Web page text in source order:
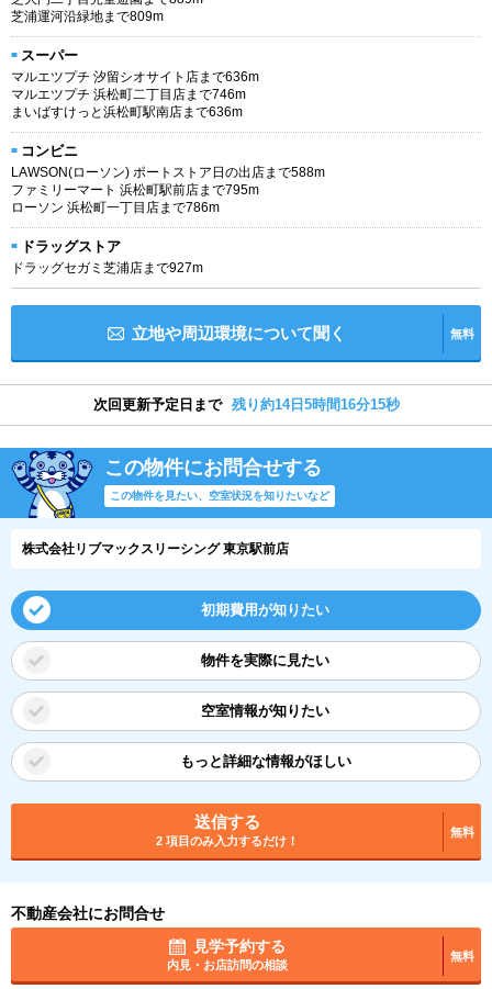
芝浦運河沿緑地まで809m
スーパー
マルエツプチ 汐留シオサイト店まで636m
マルエツプチ 浜松町二丁目店まで746m
まいばすけっと浜松町駅南店まで636m
コンビニ
LAWSON(ローソン) ポートストア日の出店まで588m
ファミリーマート 浜松町駅前店まで795m
ローソン 浜松町一丁目店まで786m
ドラッグストア
ドラッグセガミ芝浦店まで927m
立地や周辺環境について聞く 無料
次回更新予定日まで 残り約14日5時間16分15秒
この物件にお問合せする
この物件を見たい、空室状況を知りたいなど
株式会社リブマックスリーシング 東京駅前店
初期費用が知りたい
物件を実際に見たい
空室情報が知りたい
もっと詳細な情報がほしい
送信する
2 項目のみ入力するだけ！
無料
不動産会社にお問合せ
見学予約する
内見・お店訪問の相談
無料